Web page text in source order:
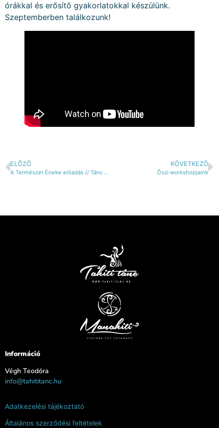
órákkal és erősítő gyakorlatokkal készülünk.
Szeptemberben találkozunk!
ELŐZŐ
A Természet Éneke előadás // Tánc az élet portréfilm bemutató
KÖVETKEZŐ
Őszi workshopjaink
Információ
Végh Teodóra
info@tahititanc.hu
Adatkezelési tájékoztató
Általános szerződési feltételek